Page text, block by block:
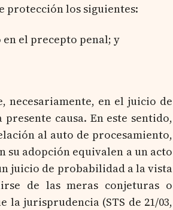
protección los siguientes:
el precepto penal; y
necesariamente, en el juicio de
causa. En este sentido,
al auto de procesamiento,
adopción equivalen a un acto
juicio de probabilidad a la vista
de las meras conjeturas o
la jurisprudencia (STS de 21/03,